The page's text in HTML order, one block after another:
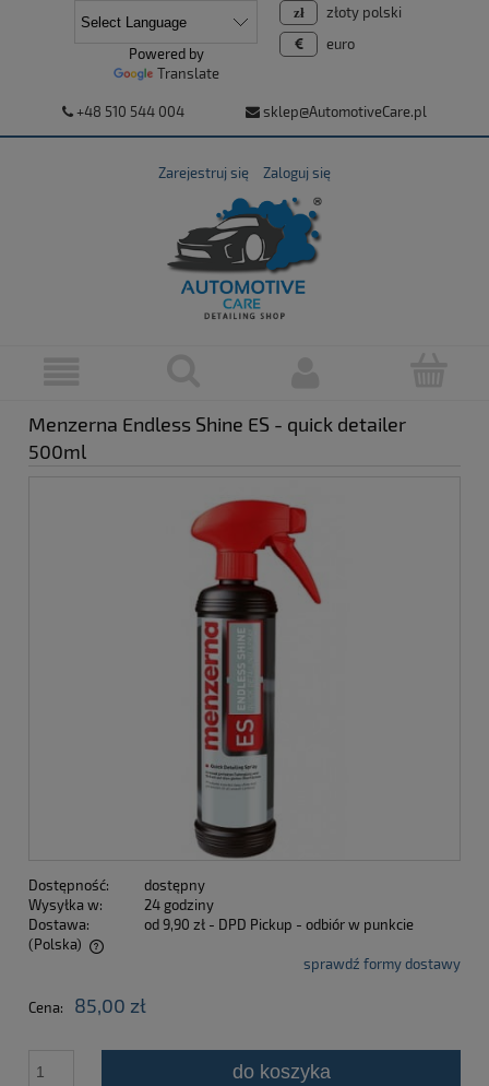
+48 510 544 004 sklep@AutomotiveCare.pl
Zarejestruj się Zaloguj się
złoty polski
euro
Powered by
Translate
Menzerna Endless Shine ES - quick detailer
500ml
Dostępność:
dostępny
Wysyłka w:
24 godziny
Dostawa:
od 9,90 zł - DPD Pickup - odbiór w punkcie
(Polska)
Cena nie zawiera ewentualnych kosztów płatnościsprawdź formy dostawy
Cena: 85,00 zł
do koszyka